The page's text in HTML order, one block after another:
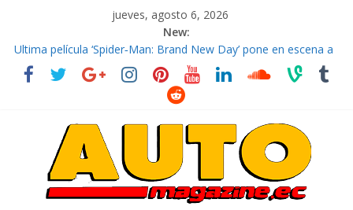
jueves, agosto 6, 2026
New:
El costo de tener un vehículo gana protagonismo a la hora de
decidir
Ultima película ‘Spider‑Man: Brand New Day’ pone en escena a
La Vuelta al Ecuador 2026, edición 47ª, recorre 7 provincias en 8
La FEDAK recibe 12 Sinotruk Bolden para cubrir las rutas de La